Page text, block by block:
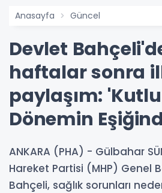
Anasayfa Güncel
Devlet
haftalar sonra
paylaşım:
Dönemin
ANKARA (PHA) - Gülbahar
Hareket Partisi (MHP) Genel
Bahçeli, sağlık sorunları